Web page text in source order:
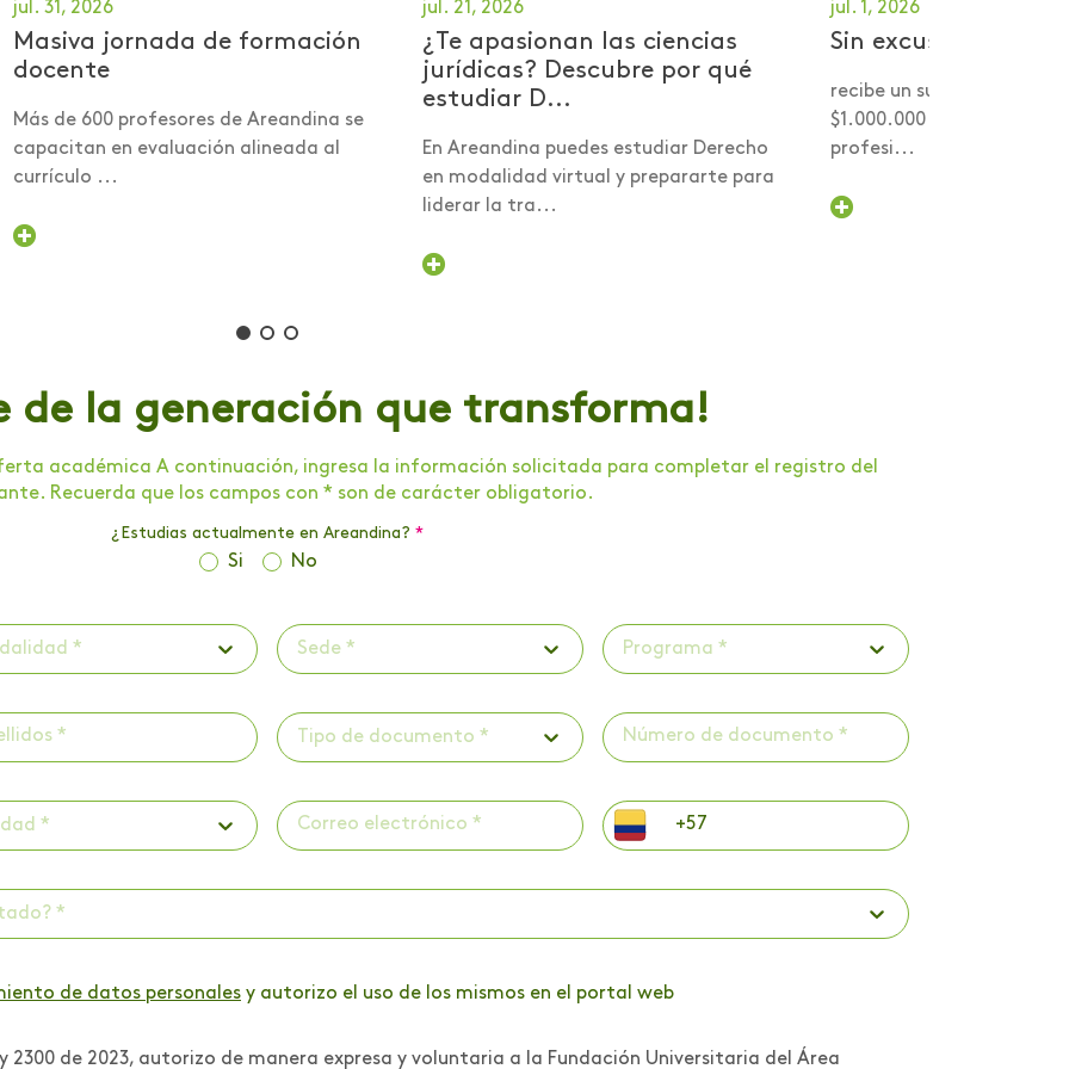
jul. 31, 2026
Masiva jornada de formación
docente
Más de 600 profesores de Areandina se
capacitan en evaluación alineada al
currículo ...
jul. 21, 2026
¿Te apasionan las ciencias
jurídicas? Descubre por qué
estudiar D...
En Areandina puedes estudiar Derecho
en modalidad virtual y prepararte para
liderar la tra...
jul. 1, 2026
Sin excusas por tu
recibe un subsidio desde
$1.000.000 para
profesi...
de la generación que transforma!
académica A continuación, ingresa la información solicitada para completar el registro del
Recuerda que los campos con * son de carácter obligatorio.
¿Estudias actualmente en Areandina? *
Si No
* Sede * Programa *
Tipo de documento *
*
*
de datos personales y autorizo el uso de los mismos en el portal web
2300 de 2023, autorizo de manera expresa y voluntaria a la Fundación Universitaria del Área